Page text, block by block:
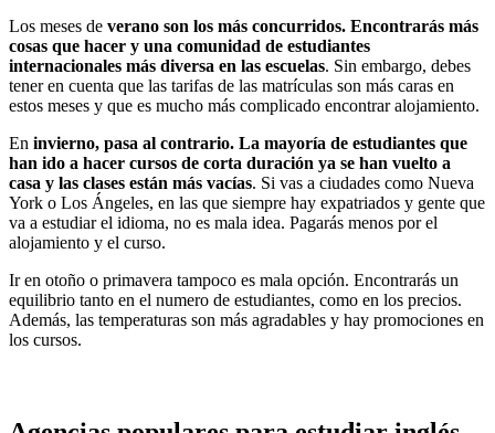
Los meses de verano son los más concurridos. Encontrarás más
cosas que hacer y una comunidad de estudiantes
internacionales más diversa en las escuelas. Sin embargo, debes
tener en cuenta que las tarifas de las matrículas son más caras en
estos meses y que es mucho más complicado encontrar alojamiento.
En invierno, pasa al contrario. La mayoría de estudiantes que
han ido a hacer cursos de corta duración ya se han vuelto a
casa y las clases están más vacías. Si vas a ciudades como Nueva
York o Los Ángeles, en las que siempre hay expatriados y gente que
va a estudiar el idioma, no es mala idea. Pagarás menos por el
alojamiento y el curso.
Ir en otoño o primavera tampoco es mala opción. Encontrarás un
equilibrio tanto en el numero de estudiantes, como en los precios.
Además, las temperaturas son más agradables y hay promociones en
los cursos.